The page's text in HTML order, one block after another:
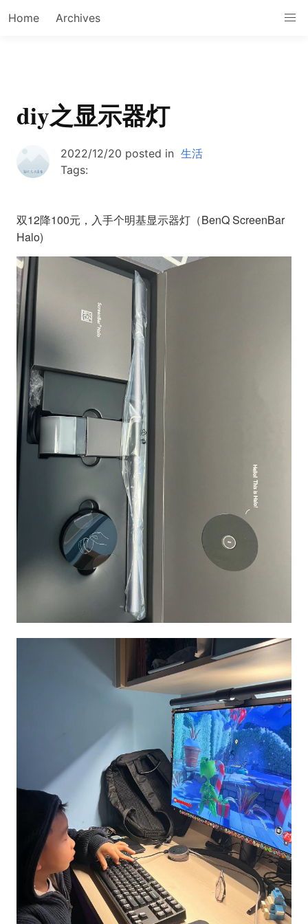
Home Archives
diy之显示器灯
2022/12/20 posted in 生活
Tags:
双12降100元，入手个明基显示器灯（BenQ ScreenBar
Halo)